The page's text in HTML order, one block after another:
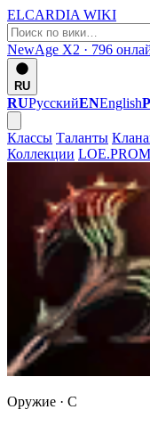
ELCARDIA WIKI
NewAge X2 · 796
RU
RUРусскийENEnglish
Классы Таланты
Коллекции
Оружие · C